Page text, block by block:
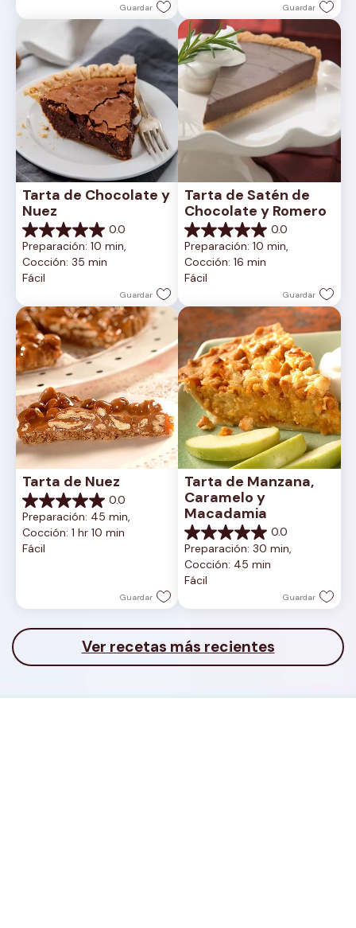
Guardar Guardar
Tarta de Chocolate y
Nuez
0.0
0.0
de
5
estrellas.
Preparación: 10 min,
Cocción: 35 min
Fácil
Guardar
Tarta de Satén de
Chocolate y Romero
0.0
0.0
de
5
estrellas.
Preparación: 10 min,
Cocción: 16 min
Fácil
Guardar
Tarta de Nuez
0.0
0.0
de
5
estrellas.
Preparación: 45 min,
Cocción: 1 hr 10 min
Fácil
Guardar
Tarta de Manzana,
Caramelo y
Macadamia
0.0
0.0
de
5
estrellas.
Preparación: 30 min,
Cocción: 45 min
Fácil
Guardar
Ver recetas más recientes